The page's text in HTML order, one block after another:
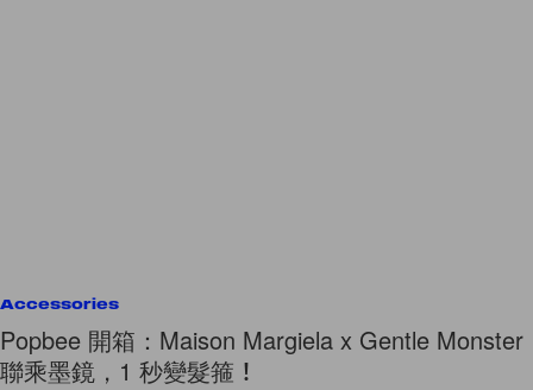
Accessories
Popbee 開箱：Maison Margiela x Gentle Monster
聯乘墨鏡，1 秒變髮箍！